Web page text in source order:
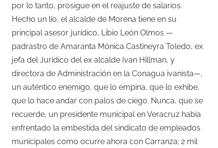
por lo tanto, prosigue en el reajuste de salarios.
Hecho un lío, el alcalde de Morena tiene en su
principal asesor jurídico, Libio León Olmos —
padrastro de Amaranta Mónica Castineyra Toledo, ex
jefa del Jurídico del ex alcalde Ivan Hillman, y
directora de Administración en la Conagua ivanista—,
un auténtico enemigo, que lo empina, que lo exhibe,
que lo hace andar con palos de ciego. Nunca, que se
recuerde, un presidente municipal en Veracruz había
enfrentado la embestida del sindicato de empleados
municipales como ocurre ahora con Carranza; 2 mil